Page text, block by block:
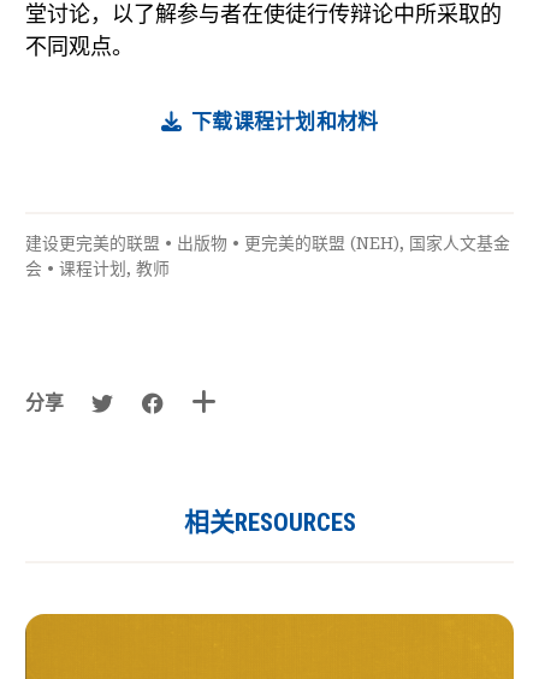
堂讨论，以了解参与者在使徒行传辩论中所采取的
不同观点。
下载课程计划和材料
建设更完美的联盟 • 出版物 • 更完美的联盟 (NEH), 国家人文基金
会 • 课程计划 , 教师
分享
相关RESOURCES